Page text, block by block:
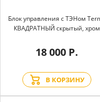
Блок управления с ТЭНом
КВАДРАТНЫЙ скрытый, хром
18 000 Р.
В КОРЗИНУ